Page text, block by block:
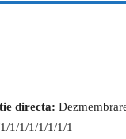
directa:
1/1/1/1/1/1/1